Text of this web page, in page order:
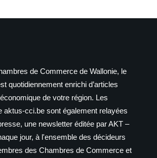
de Commerce de Wallonie, le
quotidiennement enrichi d’articles
de votre région. Les
aktus-cci.be sont également relayées
une newsletter éditée par AKT –
jour, à l'ensemble des décideurs
des Chambres de Commerce et